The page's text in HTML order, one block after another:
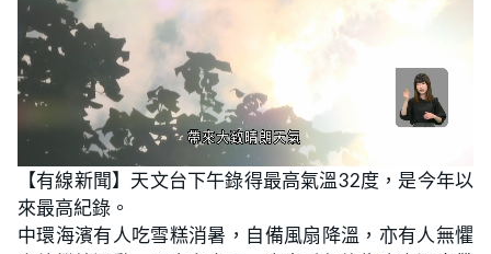
U
n
m
t
e
o
a
:
7
【有線新聞】天文台下午錄得最高氣溫32度，是今年以
來最高紀錄。
中環海濱有人吃雪糕消暑，自備風扇降溫，亦有人無懼